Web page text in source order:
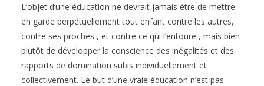
L’objet d’une éducation ne devrait jamais être de mettre
en garde perpétuellement tout enfant contre les autres,
contre ses proches , et contre ce qui l’entoure , mais bien
plutôt de développer la conscience des inégalités et des
rapports de domination subis individuellement et
collectivement. Le but d’une vraie éducation n’est pas